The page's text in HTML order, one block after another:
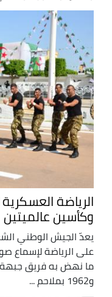
الرياضة العسكرية
وكأسين عالميتين
يعدّ الجيش الوطني
على الرياضة لإسماع